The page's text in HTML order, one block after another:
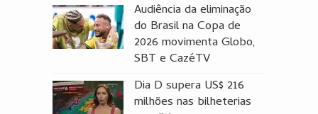
Audiência da eliminação
do Brasil na Copa de
2026 movimenta Globo,
SBT e CazéTV
Dia D supera US$ 216
milhões nas bilheterias